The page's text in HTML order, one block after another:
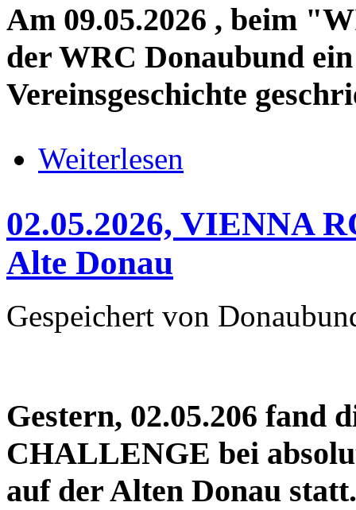
Am 09.05.2026 , beim
der WRC Donaubund
Vereinsgeschichte
Weiterlesen
02.05.2026, VIENNA
Alte Donau
Gespeichert von
Gestern, 02.05.206 fand
CHALLENGE bei
auf der Alten Donau statt.